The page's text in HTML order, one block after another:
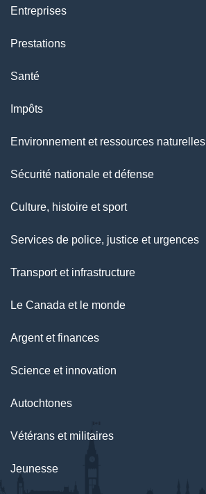
Entreprises
Prestations
Santé
Impôts
Environnement et ressources naturelles
Sécurité nationale et défense
Culture, histoire et sport
Services de police, justice et urgences
Transport et infrastructure
Le Canada et le monde
Argent et finances
Science et innovation
Autochtones
Vétérans et militaires
Jeunesse